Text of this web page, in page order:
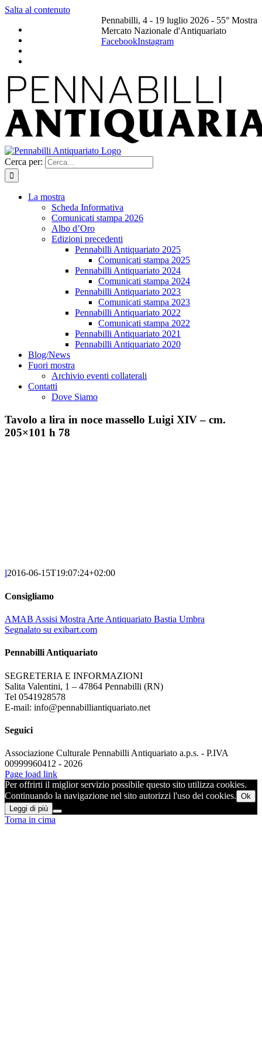
Salta al contenuto
Pennabilli, 4 - 19 luglio 2026 - 55° Mostra
Mercato Nazionale d'Antiquariato
FacebookInstagram
Cerca per:
La mostra
Scheda Informativa
Comunicati stampa 2026
Albo d’Oro
Edizioni precedenti
Pennabilli Antiquariato 2025
Comunicati stampa 2025
Pennabilli Antiquariato 2024
Comunicati stampa 2024
Pennabilli Antiquariato 2023
Comunicati stampa 2023
Pennabilli Antiquariato 2022
Comunicati stampa 2022
Pennabilli Antiquariato 2021
Pennabilli Antiquariato 2020
Blog/News
Fuori mostra
Archivio eventi collaterali
Contatti
Dove Siamo
Tavolo a lira in noce massello Luigi XIV – cm.
205×101 h 78
l2016-06-15T19:07:24+02:00
Consigliamo
AMAB Assisi Mostra Arte Antiquariato Bastia Umbra
Segnalato su exibart.com
Pennabilli Antiquariato
SEGRETERIA E INFORMAZIONI
Salita Valentini, 1 – 47864 Pennabilli (RN)
Tel 0541928578
E-mail: info@pennabilliantiquariato.net
Seguici
Associazione Culturale Pennabilli Antiquariato a.p.s. - P.IVA
00999960412 - 2026
Page load link
Per offrirti il miglior servizio possibile questo sito utilizza cookies.
Continuando la navigazione nel sito autorizzi l'uso dei cookies. Ok
Leggi di più
Torna in cima